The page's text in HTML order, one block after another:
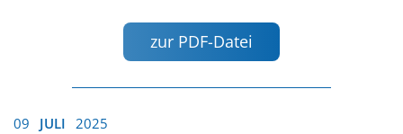
zur PDF-Datei
09 JULI 2025